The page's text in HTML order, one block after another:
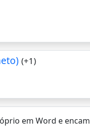
(+1)
em Word e